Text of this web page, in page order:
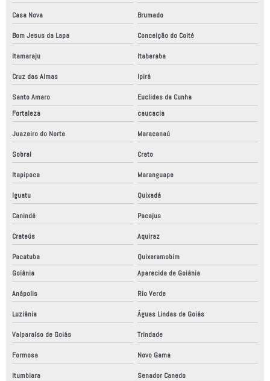
Casa Nova Brumado
Bom Jesus da Lapa Conceição do Coité
Itamaraju Itaberaba
Cruz das Almas Ipirá
Santo Amaro
Euclides da Cunha
Fortaleza
caucacia
Juazeiro do Norte Maracanaú
Sobral Crato
Itapipoca Maranguape
Iguatu Quixadá
Canindé Pacajus
Crateús Aquiraz
Pacatuba
Quixeramobim
Goiânia
Aparecida de Goiânia
Anápolis Rio Verde
Luziânia Águas Lindas de Goiás
Valparaíso de Goiás Trindade
Formosa Novo Gama
Itumbiara Senador Canedo